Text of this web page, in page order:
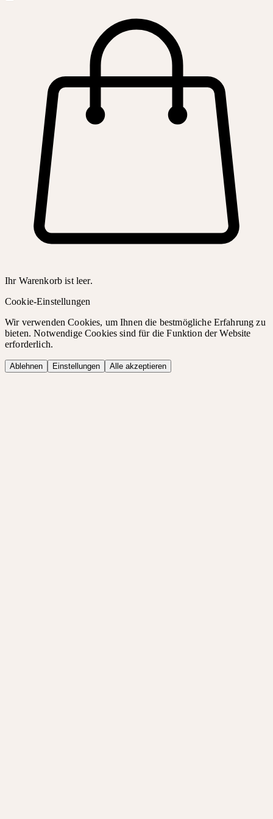
Ihr Warenkorb ist leer.
Cookie-Einstellungen
Wir verwenden Cookies, um Ihnen die bestmögliche Erfahrung zu
bieten. Notwendige Cookies sind für die Funktion der Website
erforderlich.
Ablehnen Einstellungen Alle akzeptieren